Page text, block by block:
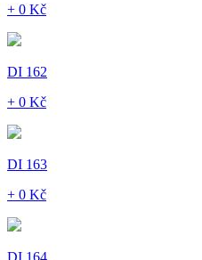
+ 0 Kč
DI 162
+ 0 Kč
DI 163
+ 0 Kč
DI 164